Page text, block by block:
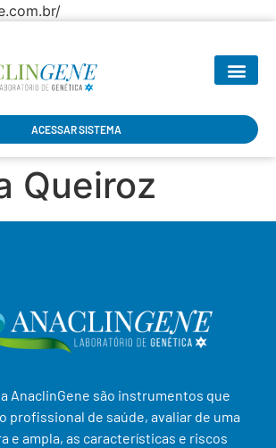
ACESSAR SISTEMA
Queiroz
AnaclinGene são instrumentos que
profissional de saúde, avaliar de uma
e ampla, as características e riscos